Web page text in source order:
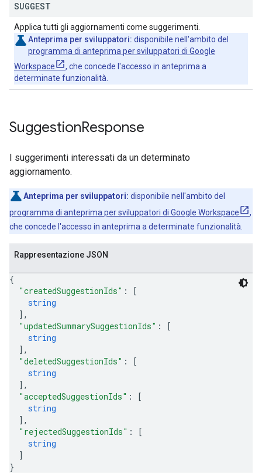
SUGGEST
Applica tutti gli aggiornamenti come suggerimenti.
Anteprima per sviluppatori: disponibile nell'ambito del
programma di anteprima per sviluppatori di Google
Workspace
, che concede l'accesso in anteprima a
determinate funzionalità.
SuggestionResponse
I suggerimenti interessati da un determinato
aggiornamento.
Anteprima per sviluppatori: disponibile nell'ambito del
programma di anteprima per sviluppatori di Google Workspace
,
che concede l'accesso in anteprima a determinate funzionalità.
Rappresentazione JSON
{
"createdSuggestionIds" :
[
string
] ,
"updatedSummarySuggestionIds" :
[
string
] ,
"deletedSuggestionIds" :
[
string
] ,
"acceptedSuggestionIds" :
[
string
] ,
"rejectedSuggestionIds" :
[
string
]
}